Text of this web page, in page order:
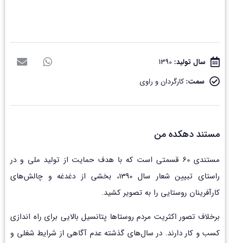
سال تولید:
سمت: کارگردان و راوی
مستند دهکده من
مستندی 60 قسمتی است که با هدف حمایت از تولید ملی و در
راستای تبیین شعار سال 1390، بخشی از دغدغه و چالش‌های
کارآفرینان روستایی را به تصویر کشید.
برخلاف تصور اکثریت مردم روستاها پتانسیل بالایی برای راه اندازی
کسب و کار دارند. در سال‌های گذشته ‌عدم آگاهی از شرایط شغلی و